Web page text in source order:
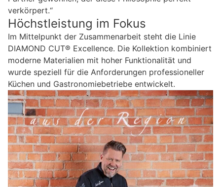
verkörpert.“
Höchstleistung im Fokus
Im Mittelpunkt der Zusammenarbeit steht die Linie
DIAMOND CUT® Excellence. Die Kollektion kombiniert
moderne Materialien mit hoher Funktionalität und
wurde speziell für die Anforderungen professioneller
Küchen und Gastronomiebetriebe entwickelt.